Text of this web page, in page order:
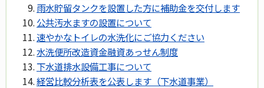
雨水貯留タンクを設置した方に補助金を交付します
公共汚水ますの設置について
速やかなトイレの水洗化にご協力ください
水洗便所改造資金融資あっせん制度
下水道排水設備工事について
経営比較分析表を公表します（下水道事業）